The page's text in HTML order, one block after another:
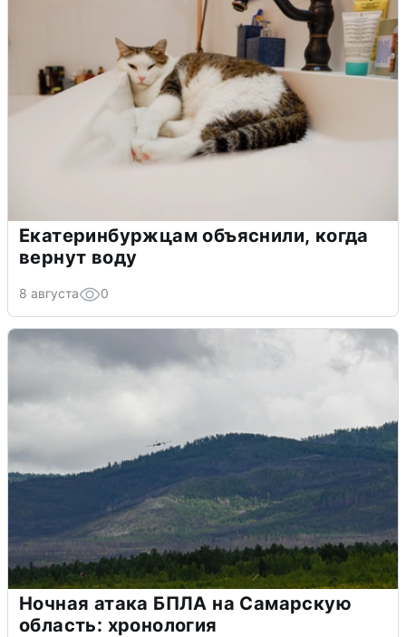
Екатеринбуржцам объяснили, когда
вернут воду
8 августа 0
Ночная атака БПЛА на Самарскую
область: хронология